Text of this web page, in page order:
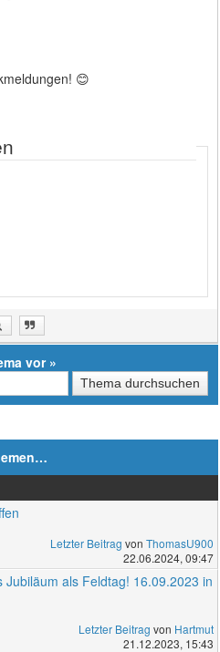
😊
vor»
Letzter Beitrag von ThomasU900
22.06.2024, 09:47
Jubiläum als Feldtag! 16.09.2023 in
Letzter Beitrag von Hartmut
21.12.2023, 15:43